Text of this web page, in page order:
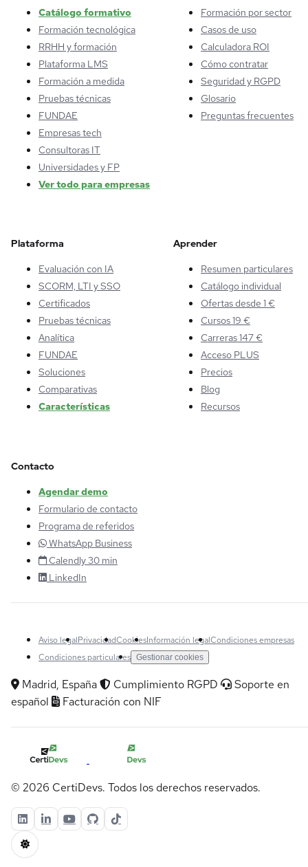
Catálogo formativo
Formación tecnológica
RRHH y formación
Plataforma LMS
Formación a medida
Pruebas técnicas
FUNDAE
Empresas tech
Consultoras IT
Universidades y FP
Ver todo para empresas
Formación por sector
Casos de uso
Calculadora ROI
Cómo contratar
Seguridad y RGPD
Glosario
Preguntas frecuentes
Plataforma
Evaluación con IA
SCORM, LTI y SSO
Certificados
Pruebas técnicas
Analítica
FUNDAE
Soluciones
Comparativas
Características
Aprender
Resumen particulares
Catálogo individual
Ofertas desde 1 €
Cursos 19 €
Carreras 147 €
Acceso PLUS
Precios
Blog
Recursos
Contacto
Agendar demo
Formulario de contacto
Programa de referidos
WhatsApp Business
Calendly 30 min
LinkedIn
Aviso legalPrivacidadCookiesInformación legalCondiciones empresas
Condiciones particulares Gestionar cookies
Madrid, España Cumplimiento RGPD
Soporte en
español
Facturación con NIF
© 2026 CertiDevs. Todos los derechos reservados.